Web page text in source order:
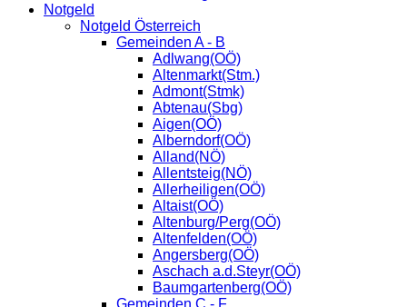
Notgeld
Notgeld Österreich
Gemeinden A - B
Adlwang(OÖ)
Altenmarkt(Stm.)
Admont(Stmk)
Abtenau(Sbg)
Aigen(OÖ)
Alberndorf(OÖ)
Alland(NÖ)
Allentsteig(NÖ)
Allerheiligen(OÖ)
Altaist(OÖ)
Altenburg/Perg(OÖ)
Altenfelden(OÖ)
Angersberg(OÖ)
Aschach a.d.Steyr(OÖ)
Baumgartenberg(OÖ)
Gemeinden C - F